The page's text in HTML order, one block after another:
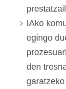
IAko
egingo
den